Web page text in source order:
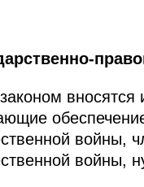
вносятся
войны,
войны,